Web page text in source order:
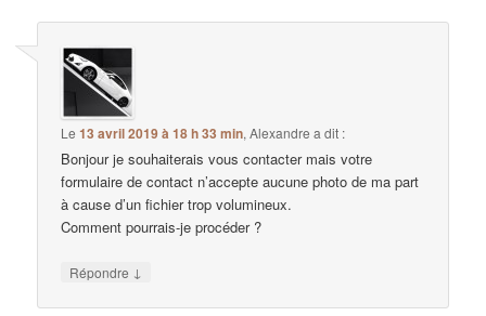
Le13 avril 2019 à 18 h 33 min,Alexandre a dit :
Bonjour je souhaiterais vous contacter mais votre
formulaire de contact n’accepte aucune photo de ma part
à cause d’un fichier trop volumineux.
Comment pourrais-je procéder ?
Répondre ↓